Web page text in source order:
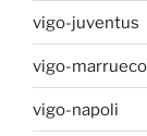
vigo-juventus
vigo-
vigo-napoli